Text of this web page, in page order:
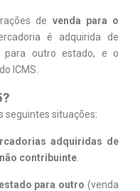
de venda para o
é adquirida de
para outro estado, e o
ICMS.
seguintes situações:
adquiridas de
contribuinte
para outro (venda